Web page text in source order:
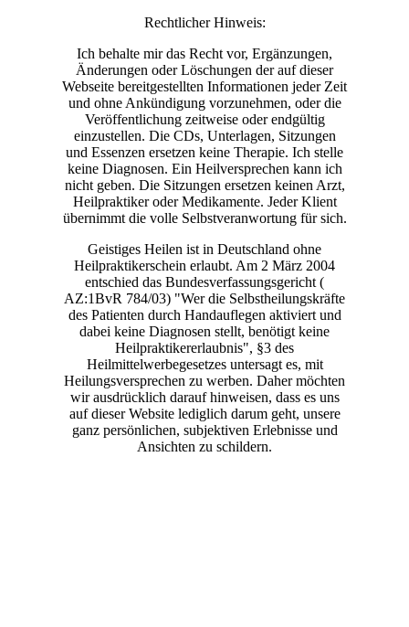
Rechtlicher Hinweis:
Ich behalte mir das Recht vor, Ergänzungen,
Änderungen oder Löschungen der auf dieser
Webseite bereitgestellten Informationen jeder Zeit
und ohne Ankündigung vorzunehmen, oder die
Veröffentlichung zeitweise oder endgültig
einzustellen. Die CDs, Unterlagen, Sitzungen
und Essenzen ersetzen keine Therapie. Ich stelle
keine Diagnosen. Ein Heilversprechen kann ich
nicht geben. Die Sitzungen ersetzen keinen Arzt,
Heilpraktiker oder Medikamente. Jeder Klient
übernimmt die volle Selbstveranwortung für sich.
Geistiges Heilen ist in Deutschland ohne
Heilpraktikerschein erlaubt. Am 2 März 2004
entschied das Bundesverfassungsgericht (
AZ:1BvR 784/03) "Wer die Selbstheilungskräfte
des Patienten durch Handauflegen aktiviert und
dabei keine Diagnosen stellt, benötigt keine
Heilpraktikererlaubnis", §3 des
Heilmittelwerbegesetzes untersagt es, mit
Heilungsversprechen zu werben. Daher möchten
wir ausdrücklich darauf hinweisen, dass es uns
auf dieser Website lediglich darum geht, unsere
ganz persönlichen, subjektiven Erlebnisse und
Ansichten zu schildern.